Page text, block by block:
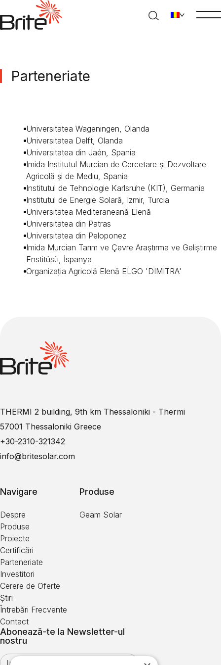
Parteneriate
Universitatea Wageningen, Olanda
Universitatea Delft, Olanda
Universitatea din Jaén, Spania
Imida Institutul Murcian de Cercetare și Dezvoltare
Agricolă și de Mediu, Spania
Institutul de Tehnologie Karlsruhe (KIT), Germania
Institutul de Energie Solară, Izmir, Turcia
Universitatea Mediteraneană Elenă
Universitatea din Patras
Universitatea din Peloponez
Imida Murcian Tarım ve Çevre Araştırma ve Geliştirme
Enstitüsü, İspanya
Organizația Agricolă Elenă ELGO 'DIMITRA'
THERMI 2 building, 9th km Thessaloniki - Thermi
57001 Thessaloniki Greece
+30-2310-321342
info@britesolar.com
Navigare
Despre
Produse
Proiecte
Certificări
Parteneriate
Investitori
Cerere de Oferte
Știri
Întrebări Frecvente
Contact
Produse
Geam Solar
Abonează-te la Newsletter-ul
nostru